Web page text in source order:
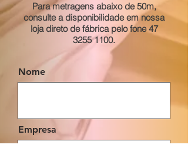
Para metragens abaixo de 50m,
consulte a disponibilidade em nossa
loja direto de fábrica pelo fone47
3255 1100.
Nome
Empresa